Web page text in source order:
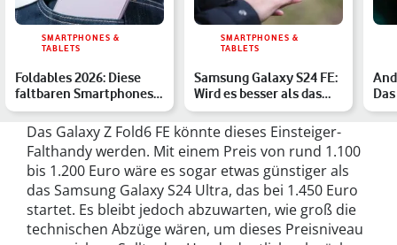
SMARTPHONES &
TABLETS
Foldables 2026: Diese
faltbaren Smartphones
solltest Du kennen
SMARTPHONES &
TABLETS
Samsung Galaxy S24 FE:
Wird es besser als das
Galaxy S24?
Das Galaxy Z Fold6 FE könnte dieses Einsteiger-
Falthandy werden. Mit einem Preis von rund 1.100
bis 1.200 Euro wäre es sogar etwas günstiger als
das Samsung Galaxy S24 Ultra, das bei 1.450 Euro
startet. Es bleibt jedoch abzuwarten, wie groß die
technischen Abzüge wären, um dieses Preisniveau